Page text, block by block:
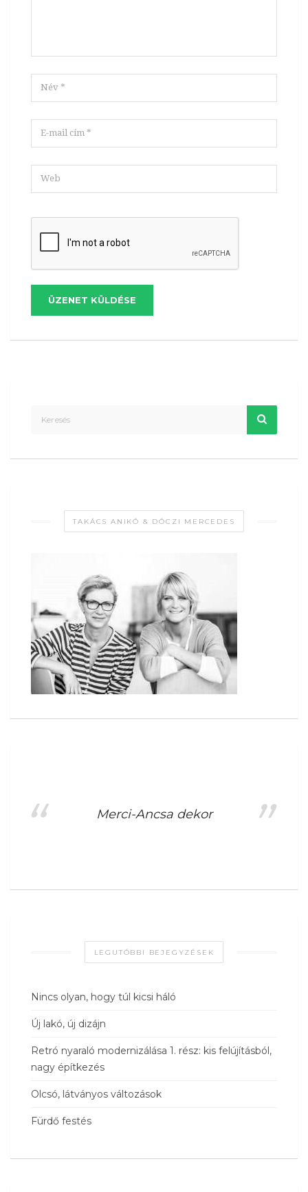
ÜZENET KÜLDÉSE
TAKÁCS ANIKÓ & DÓCZI MERCEDES
Merci-Ancsa dekor
LEGUTÓBBI BEJEGYZÉSEK
Nincs olyan, hogy túl kicsi háló
Új lakó, új dizájn
Retró nyaraló modernizálása 1. rész: kis felújításból,
nagy építkezés
Olcsó, látványos változások
Fürdő festés